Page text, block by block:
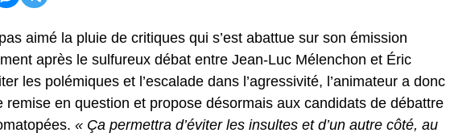
aimé la pluie de critiques qui s’est abattue sur son émission
après le sulfureux débat entre Jean-Luc Mélenchon et Éric
les polémiques et l’escalade dans l’agressivité, l’animateur a donc
remise en question et propose désormais aux candidats de débattre
« Ça permettra d’éviter les insultes et d’un autre côté, au